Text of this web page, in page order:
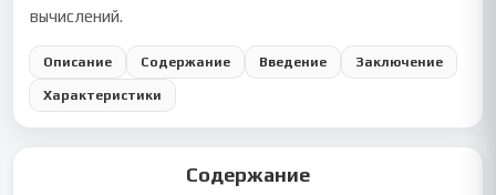
вычислений.
Описание Содержание Введение Заключение
Характеристики
Содержание